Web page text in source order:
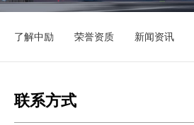
了解中励 荣誉资质 新闻资讯
联系方式